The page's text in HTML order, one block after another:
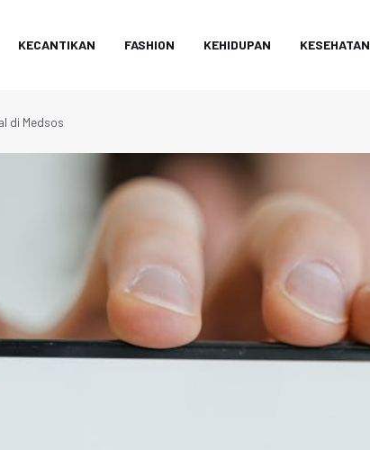
KECANTIKAN FASHION KEHIDUPAN KESEHATAN
di Medsos